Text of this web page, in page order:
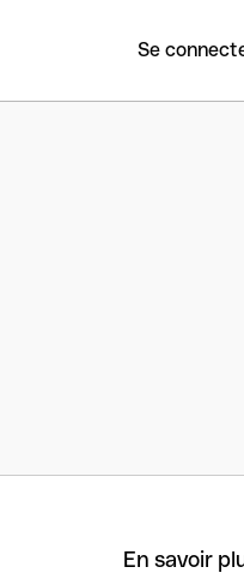
Se
En savoir